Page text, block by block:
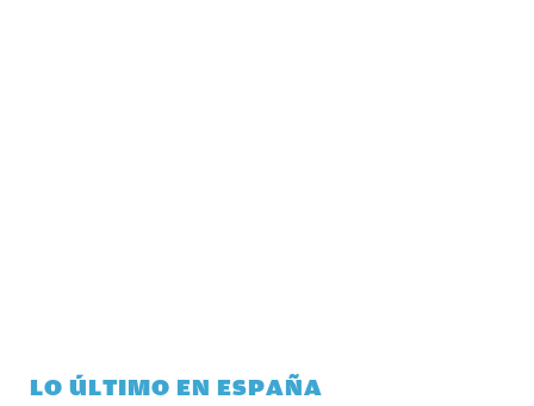
LO ÚLTIMO EN ESPAÑA